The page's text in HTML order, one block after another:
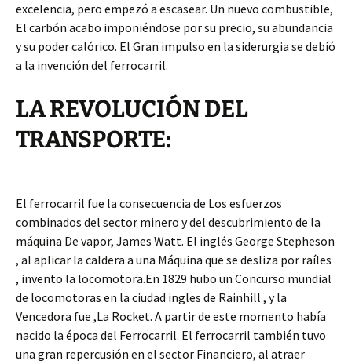
excelencia, pero empezó a escasear. Un nuevo combustible,
El carbón acabo imponiéndose por su precio, su abundancia
y su poder calórico. El Gran impulso en la siderurgia se debíó
a la invención del ferrocarril.
LA REVOLUCIÓN DEL
TRANSPORTE:
El ferrocarril fue la consecuencia de Los esfuerzos
combinados del sector minero y del descubrimiento de la
máquina De vapor, James Watt. El inglés George Stepheson
, al aplicar la caldera a una Máquina que se desliza por raíles
, invento la locomotora.En 1829 hubo un Concurso mundial
de locomotoras en la ciudad ingles de Rainhill , y la
Vencedora fue ,La Rocket. A partir de este momento había
nacido la época del Ferrocarril. El ferrocarril también tuvo
una gran repercusión en el sector Financiero, al atraer